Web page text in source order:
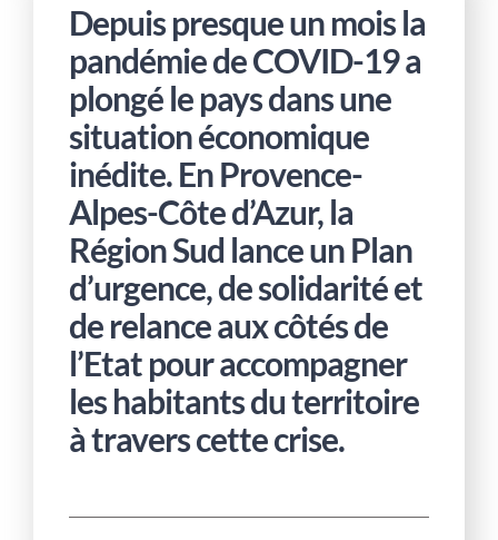
Depuis presque un mois la
pandémie de COVID-19 a
plongé le pays dans une
situation économique
inédite. En Provence-
Alpes-Côte d’Azur, la
Région Sud lance un Plan
d’urgence, de solidarité et
de relance aux côtés de
l’Etat pour accompagner
les habitants du territoire
à travers cette crise.